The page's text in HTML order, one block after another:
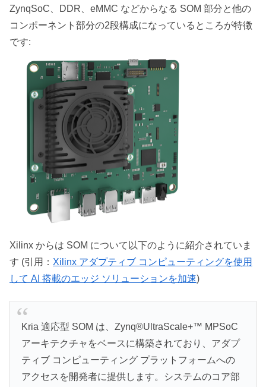
ZynqSoC、DDR、eMMC などからなる SOM 部分と他の
コンポーネント部分の2段構成になっているところが特徴
です:
Xilinx からは SOM について以下のように紹介されていま
す (引用： Xilinx アダプティブ コンピューティングを使用
して AI 搭載のエッジ ソリューションを加速)
Kria 適応型 SOM は、Zynq®UltraScale+™ MPSoC
アーキテクチャをベースに構築されており、アダプ
ティブ コンピューティング プラットフォームへの
アクセスを開発者に提供します。システムのコア部